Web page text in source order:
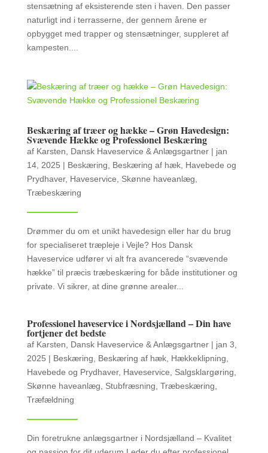
stensætning af eksisterende sten i haven. Den passer
naturligt ind i terrasserne, der gennem årene er
opbygget med trapper og stensætninger, suppleret af
kampesten....
Beskæring af træer og hække – Grøn Havedesign:
Svævende Hække og Professionel Beskæring
af Karsten, Dansk Haveservice & Anlægsgartner| jan
14, 2025 | Beskæring Beskæring af hæk, Havebede og
Prydhaver, Haveservice Skønne haveanlæg
Træbeskæring
Drømmer du om et unikt havedesign eller har du brug
for specialiseret træpleje i Vejle? Hos Dansk
Haveservice udfører vi alt fra avancerede “svævende
hække” til præcis træbeskæring for både institutioner og
private. Vi sikrer, at dine grønne arealer...
Professionel haveservice i Nordsjælland – Din have
fortjener det bedste
af Karsten, Dansk Haveservice & Anlægsgartner| jan 3,
2025 | Beskæring Beskæring af hæk, Hækkeklipning
Havebede og Prydhaver, Haveservice Salgsklargøring
Skønne haveanlæg
Stubfræsning Træbeskæring
Træfældning
Din foretrukne anlægsgartner i Nordsjælland – Kvalitet